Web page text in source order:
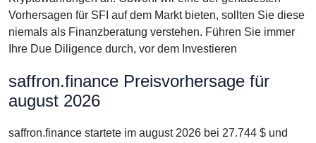
Vorhersagen für SFI auf dem Markt bieten, sollten Sie diese
niemals als Finanzberatung verstehen. Führen Sie immer
Ihre Due Diligence durch, vor dem Investieren
saffron.finance Preisvorhersage für
august 2026
saffron.finance startete im august 2026 bei 27.744 $ und